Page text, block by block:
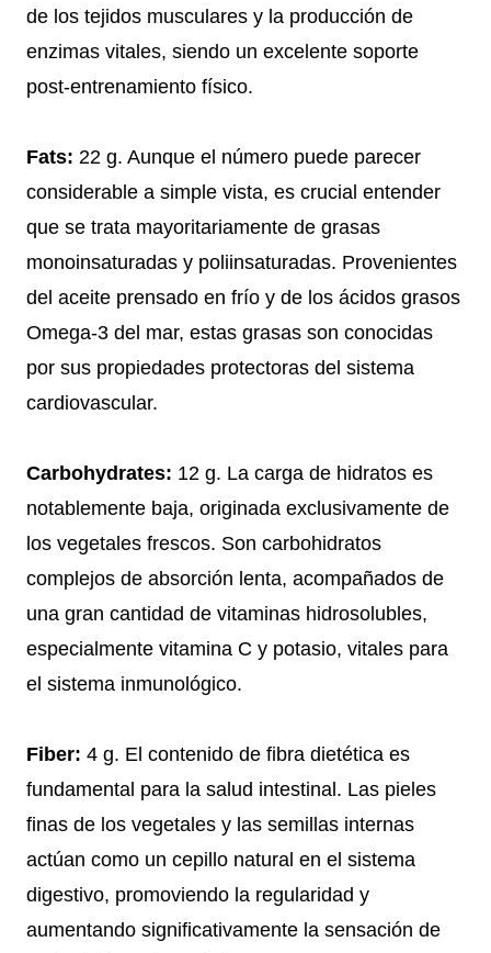
de los tejidos musculares y la producción de
enzimas vitales, siendo un excelente soporte
post-entrenamiento físico.
Fats: 22 g. Aunque el número puede parecer
considerable a simple vista, es crucial entender
que se trata mayoritariamente de grasas
monoinsaturadas y poliinsaturadas. Provenientes
del aceite prensado en frío y de los ácidos grasos
Omega-3 del mar, estas grasas son conocidas
por sus propiedades protectoras del sistema
cardiovascular.
Carbohydrates: 12 g. La carga de hidratos es
notablemente baja, originada exclusivamente de
los vegetales frescos. Son carbohidratos
complejos de absorción lenta, acompañados de
una gran cantidad de vitaminas hidrosolubles,
especialmente vitamina C y potasio, vitales para
el sistema inmunológico.
Fiber: 4 g. El contenido de fibra dietética es
fundamental para la salud intestinal. Las pieles
finas de los vegetales y las semillas internas
actúan como un cepillo natural en el sistema
digestivo, promoviendo la regularidad y
aumentando significativamente la sensación de